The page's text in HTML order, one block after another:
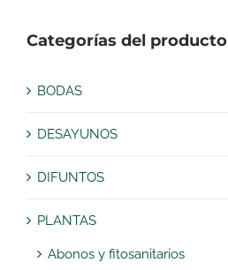
Categorías del producto
BODAS
DESAYUNOS
DIFUNTOS
PLANTAS
Abonos y fitosanitarios